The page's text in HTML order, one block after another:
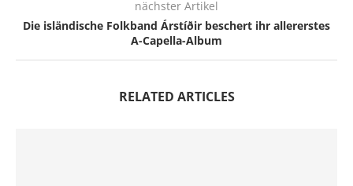
nächster Artikel
Die isländische Folkband Árstíðir beschert ihr allererstes
A-Capella-Album
RELATED ARTICLES